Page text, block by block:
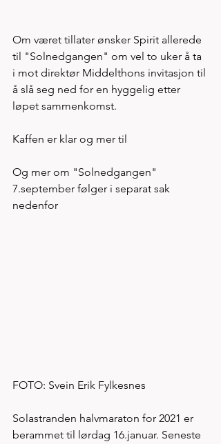
Om været tillater ønsker Spirit allerede
til "Solnedgangen" om vel to uker å ta
i mot direktør Middelthons invitasjon til
å slå seg ned for en hyggelig etter
løpet sammenkomst.
Kaffen er klar og mer til
Og mer om "Solnedgangen"
7.september følger i separat sak
nedenfor
FOTO: Svein Erik Fylkesnes
Solastranden halvmaraton for 2021 er
berammet til lørdag 16.januar. Seneste